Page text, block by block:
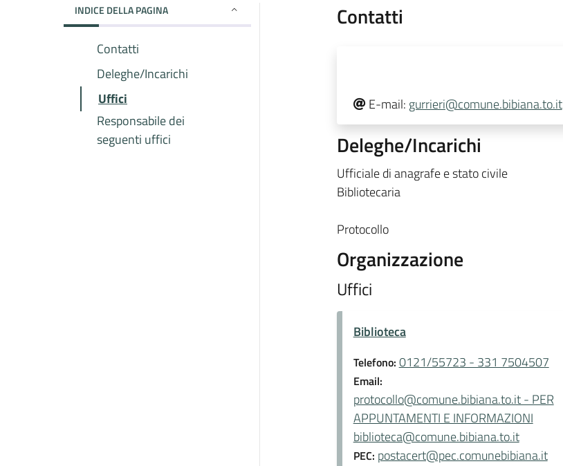
INDICE DELLA PAGINA
Contatti
Deleghe/Incarichi
Uffici
Responsabile dei
seguenti uffici
Contatti
E-mail: gurrieri@comune.bibiana.to.it
Deleghe/Incarichi
Ufficiale di anagrafe e stato civile
Bibliotecaria
Protocollo
Organizzazione
Uffici
Biblioteca
Telefono: 0121/55723 - 331 7504507
Email:
protocollo@comune.bibiana.to.it - PER
APPUNTAMENTI E INFORMAZIONI
biblioteca@comune.bibiana.to.it
PEC: postacert@pec.comunebibiana.it